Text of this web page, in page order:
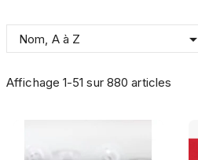
Nom, A à Z 
Affichage 1-51 sur 880 articles